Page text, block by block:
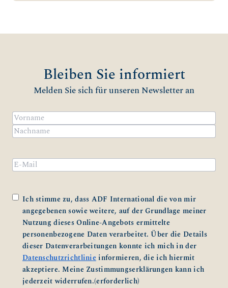
Bleiben Sie informiert
Melden Sie sich für unseren Newsletter an
Name(erforderlich)
Vorname
Zustimmung(erforderlich)
Ich stimme zu, dass ADF International die von mir
angegebenen sowie weitere, auf der Grundlage meiner
Nutzung dieses Online-Angebots ermittelte
personenbezogene Daten verarbeitet. Über die Details
dieser Datenverarbeitungen konnte ich mich in der
Datenschutzrichtlinieinformieren, die ich hiermit
akzeptiere. Meine Zustimmungserklärungen kann ich
jederzeit widerrufen.(erforderlich)